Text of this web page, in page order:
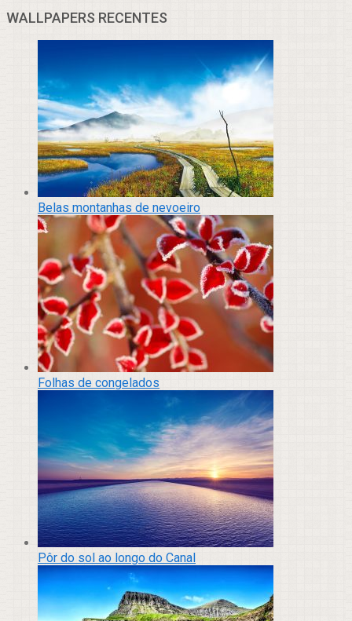
WALLPAPERS RECENTES
Belas montanhas de nevoeiro
Folhas de congelados
Pôr do sol ao longo do Canal